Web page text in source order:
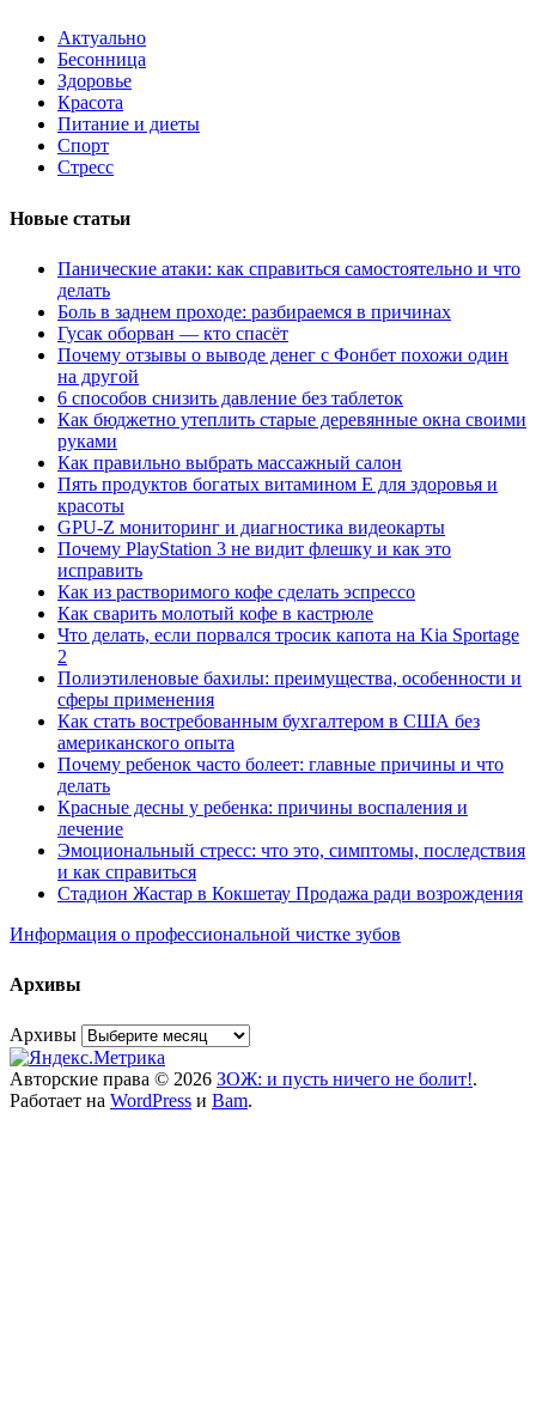
Актуально
Бесонница
Здоровье
Красота
Питание и диеты
Спорт
Стресс
Новые статьи
Панические атаки: как справиться самостоятельно и что
делать
Боль в заднем проходе: разбираемся в причинах
Гусак оборван — кто спасёт
Почему отзывы о выводе денег с Фонбет похожи один
на другой
6 способов снизить давление без таблеток
Как бюджетно утеплить старые деревянные окна своими
руками
Как правильно выбрать массажный салон
Пять продуктов богатых витамином Е для здоровья и
красоты
GPU-Z мониторинг и диагностика видеокарты
Почему PlayStation 3 не видит флешку и как это
исправить
Как из растворимого кофе сделать эспрессо
Как сварить молотый кофе в кастрюле
Что делать, если порвался тросик капота на Kia Sportage
2
Полиэтиленовые бахилы: преимущества, особенности и
сферы применения
Как стать востребованным бухгалтером в США без
американского опыта
Почему ребенок часто болеет: главные причины и что
делать
Красные десны у ребенка: причины воспаления и
лечение
Эмоциональный стресс: что это, симптомы, последствия
и как справиться
Стадион Жастар в Кокшетау Продажа ради возрождения
Информация о профессиональной чистке зубов
Архивы
Архивы
Авторские права © 2026 ЗОЖ: и пусть ничего не болит!.
Работает на WordPress и Bam.